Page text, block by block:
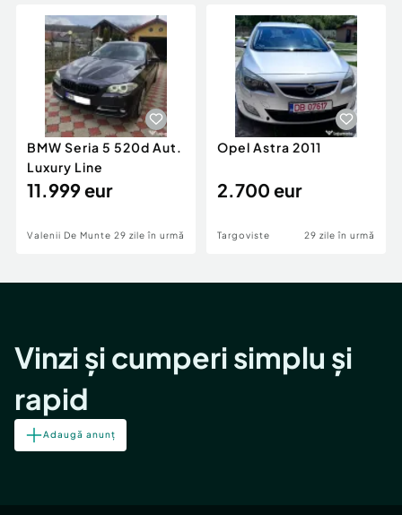
Servicii
Animale de companie
Afaceri și echipamente profesionale
Inchiriere Bunuri si Vehicule
Utilaje agricole si industriale
Piese auto si accesorii
Dacia Duster
BMW Seria 5 520d Aut.
Luxury Line
11.999 eur
Valenii De Munte 29 zile în urmă
Opel Astra 2011
2.700 eur
Targoviste 29 zile în urmă
Vinzi și cumperi simplu și
rapid
Adaugă anunț